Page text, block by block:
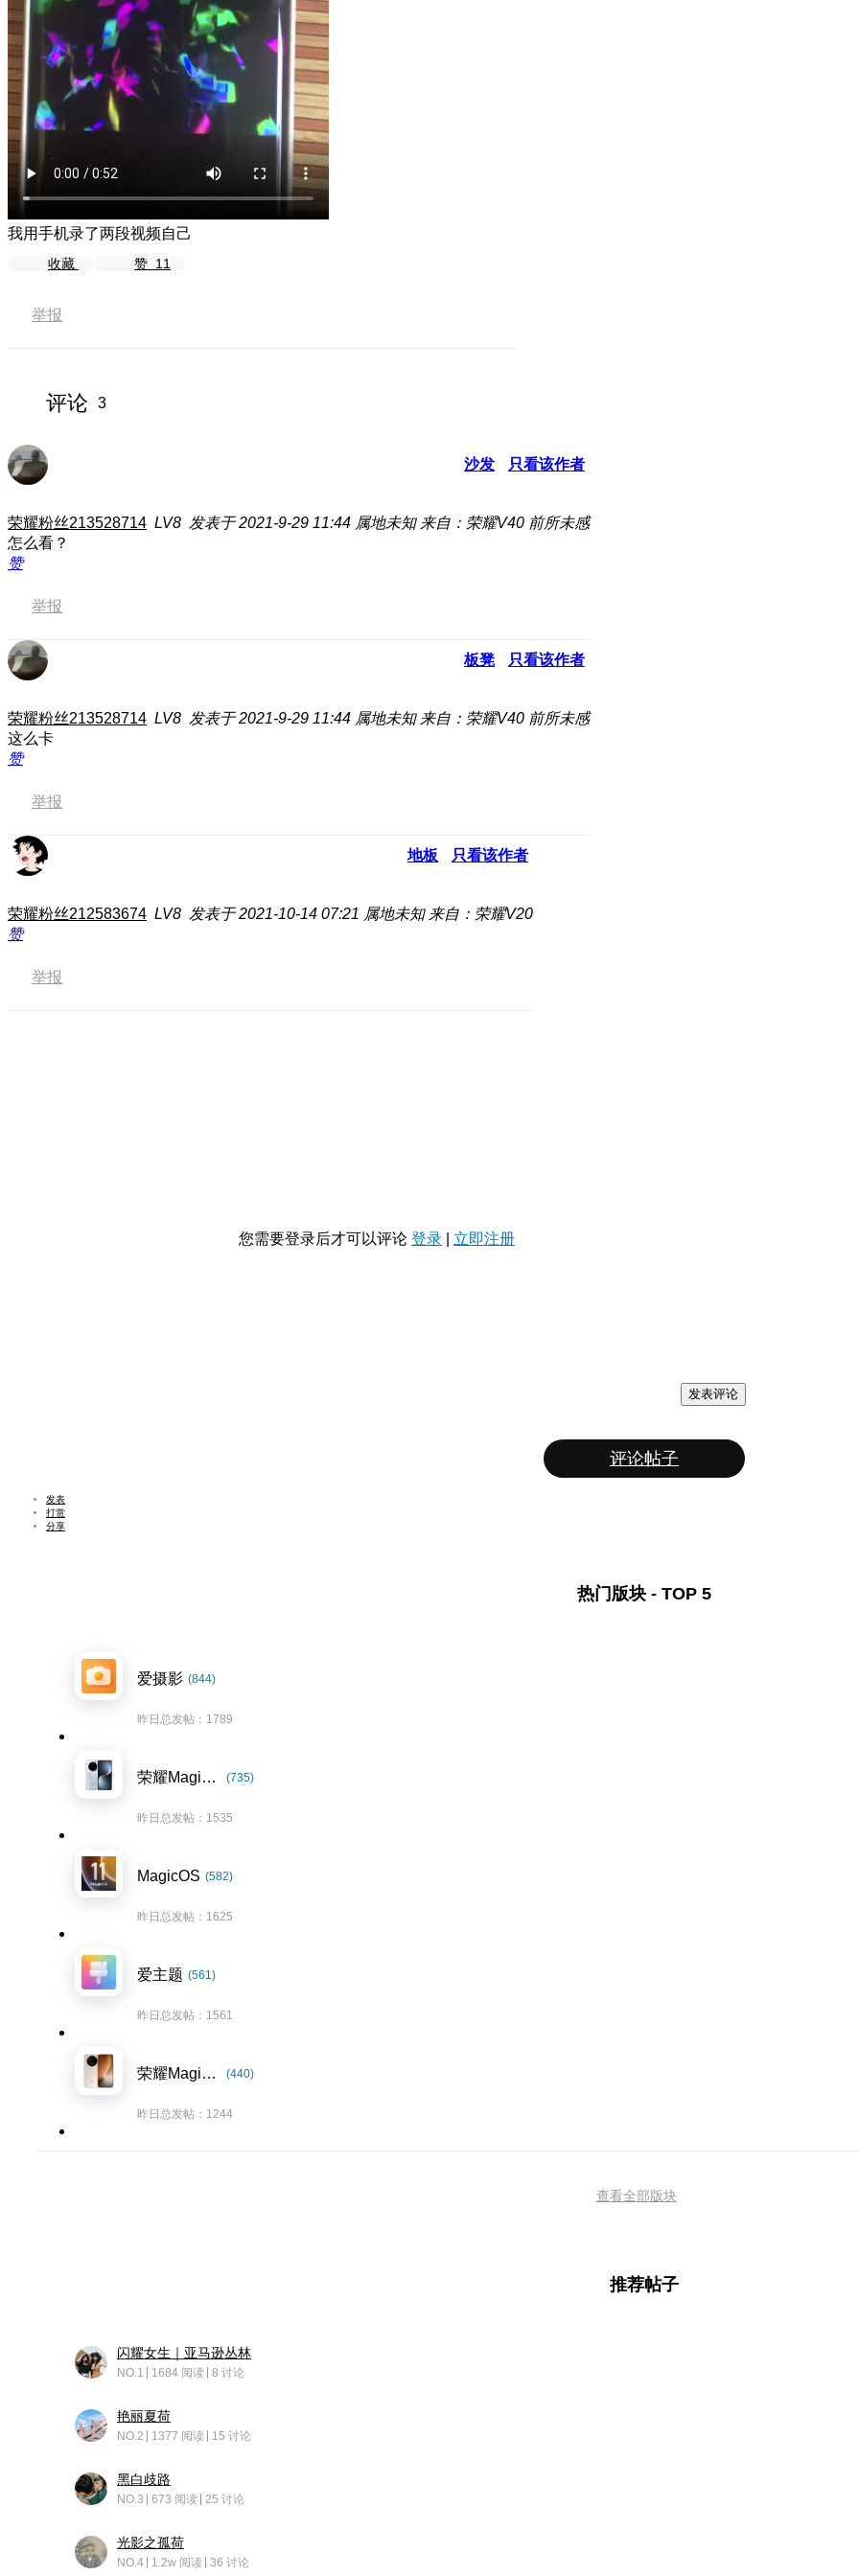
我用手机录了两段视频自己
收藏 赞 11
举报
评论 3
沙发 只看该作者
荣耀粉丝213528714 LV8 发表于 2021-9-29 11:44 属地未知 来自：荣耀V40 前所未感
怎么看？
赞
举报
板凳 只看该作者
荣耀粉丝213528714 LV8 发表于 2021-9-29 11:44 属地未知 来自：荣耀V40 前所未感
这么卡
赞
举报
地板 只看该作者
荣耀粉丝212583674 LV8 发表于 2021-10-14 07:21 属地未知 来自：荣耀V20
赞
举报
您需要登录后才可以评论 登录 立即注册
发表评论
评论帖子
发表
打赏
分享
热门版块 - TOP 5
爱摄影 (844)
昨日总发帖：1789
荣耀Magic7系列 (735)
昨日总发帖：1535
MagicOS (582)
昨日总发帖：1625
爱主题 (561)
昨日总发帖：1561
荣耀Magic8系列 (440)
昨日总发帖：1244
查看全部版块
推荐帖子
闪耀女生｜亚马逊丛林
NO.1 1684 阅读 8 讨论
艳丽夏荷
NO.2 1377 阅读 15 讨论
黑白歧路
NO.3 673 阅读 25 讨论
光影之孤荷
NO.4 1.2w 阅读 36 讨论